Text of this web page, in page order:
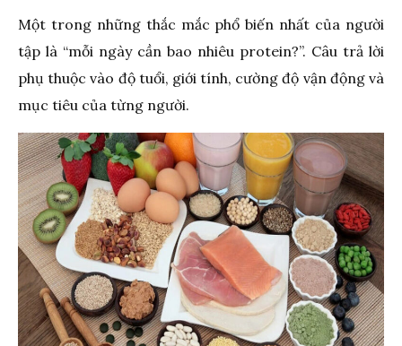
Một trong những thắc mắc phổ biến nhất của người
tập là “mỗi ngày cần bao nhiêu protein?”. Câu trả lời
phụ thuộc vào độ tuổi, giới tính, cường độ vận động và
mục tiêu của từng người.